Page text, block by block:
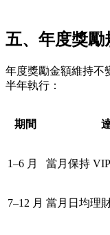
五、年度獎勵
年度獎勵金額維持不
半年執行：
期間
1–6 月 當月保持
7–12 月 當月日均理